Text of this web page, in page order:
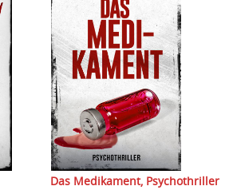
Das Medikament, Psychothriller